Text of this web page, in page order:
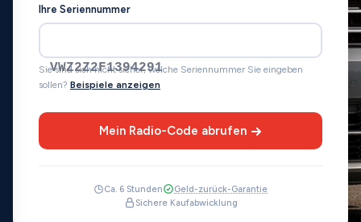
Ihre Seriennummer
VWZ2Z2F1394291
Sie sind sich nicht sicher, welche Seriennummer Sie eingeben
sollen? Beispiele anzeigen
Mein Radio-Code abrufen
Ca. 6 Stunden
Geld-zurück-Garantie
Sichere Kaufabwicklung